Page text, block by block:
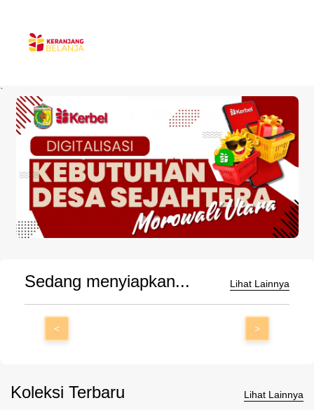
`
Sedang menyiapkan... Lihat Lainnya
< >
Koleksi Terbaru Lihat Lainnya